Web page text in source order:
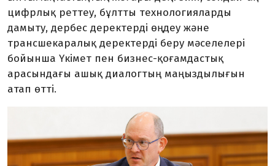
цифрлық реттеу, бұлтты технологияларды
дамыту, дербес деректерді өңдеу және
трансшекаралық деректерді беру мәселелері
бойынша Үкімет пен бизнес-қоғамдастық
арасындағы ашық диалогтың маңыздылығын
атап өтті.